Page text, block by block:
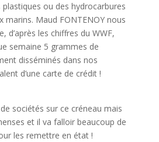
ou des hydrocarbures
marins. Maud FONTENOY nous
d’après les chiffres du WWF,
semaine 5 grammes de
disséminés dans nos
d’une carte de crédit !
sociétés sur ce créneau mais
et il va falloir beaucoup de
les remettre en état !